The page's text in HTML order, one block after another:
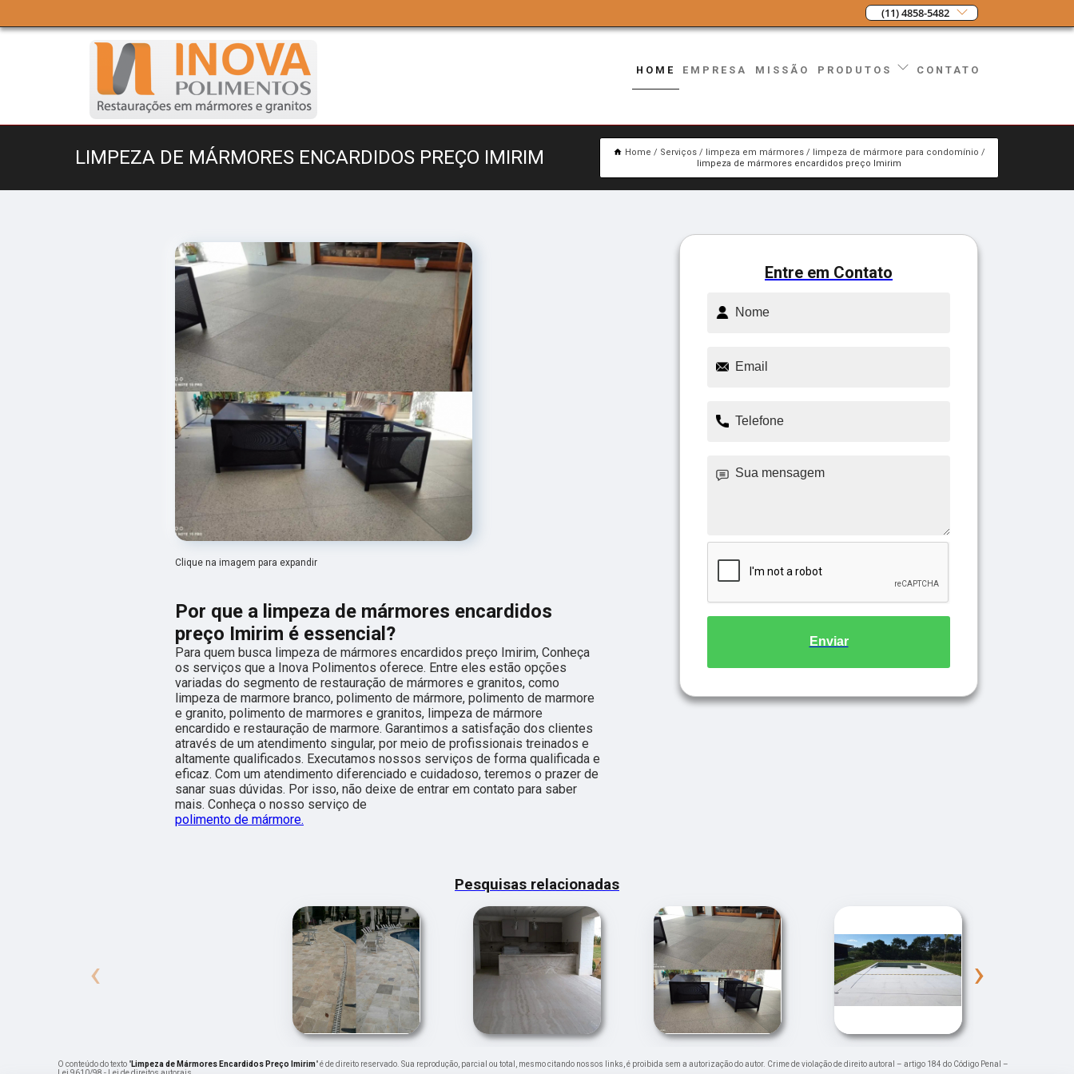
(11) 4858-5482
HOME EMPRESA MISSÃO PRODUTOS CONTATO
LIMPEZA DE MÁRMORES ENCARDIDOS PREÇO IMIRIM Home Serviços limpeza em mármores
limpeza de mármore para condomínio
limpeza de mármores encardidos preço Imirim
Clique na imagem para expandir
Por que a limpeza de mármores encardidos
preço Imirim é essencial?
Para quem busca limpeza de mármores encardidos preço Imirim, Conheça
os serviços que a Inova Polimentos oferece. Entre eles estão opções
variadas do segmento de restauração de mármores e granitos, como
limpeza de marmore branco, polimento de mármore, polimento de marmore
e granito, polimento de marmores e granitos, limpeza de mármore
encardido e restauração de marmore. Garantimos a satisfação dos clientes
através de um atendimento singular, por meio de profissionais treinados e
altamente qualificados. Executamos nossos serviços de forma qualificada e
eficaz. Com um atendimento diferenciado e cuidadoso, teremos o prazer de
sanar suas dúvidas. Por isso, não deixe de entrar em contato para saber
mais. Conheça o nosso serviço de
polimento de mármore.
Entre em Contato
Enviar
Pesquisas relacionadas
‹ ›
O conteúdo do texto "Limpeza de Mármores Encardidos Preço Imirim" é de direito reservado. Sua reprodução, parcial ou total, mesmo citando nossos links, é proibida sem a autorização do autor. Crime de violação de direito autoral – artigo 184 do Código Penal –